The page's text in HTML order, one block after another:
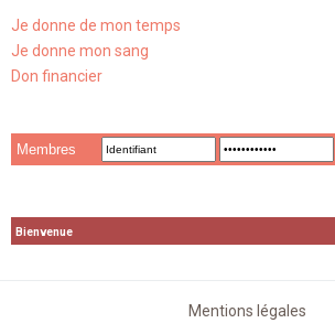
Je donne de mon temps
Je donne mon sang
Don financier
Membres
Bienvenue
Mentions légales